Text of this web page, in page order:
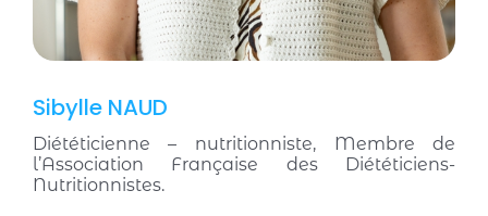
Sibylle NAUD
Diététicienne – nutritionniste, Membre de
l’Association Française des Diététiciens-
Nutritionnistes.